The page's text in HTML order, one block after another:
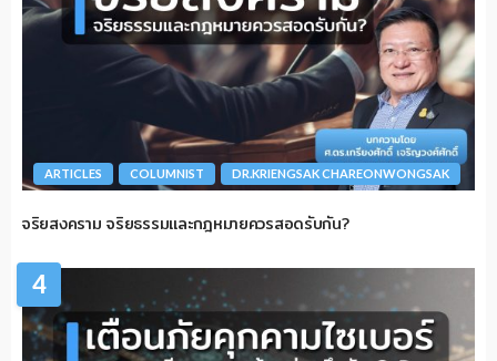
ARTICLES COLUMNIST DR.KRIENGSAK CHAREONWONGSAK
จริยสงคราม จริยธรรมและกฎหมายควรสอดรับกัน?
4